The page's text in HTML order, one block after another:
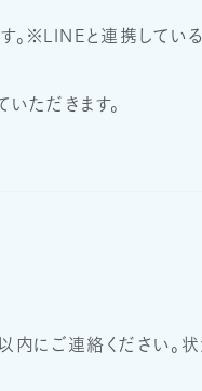
。※LINEと連携して
ただきます。
にご連絡ください。